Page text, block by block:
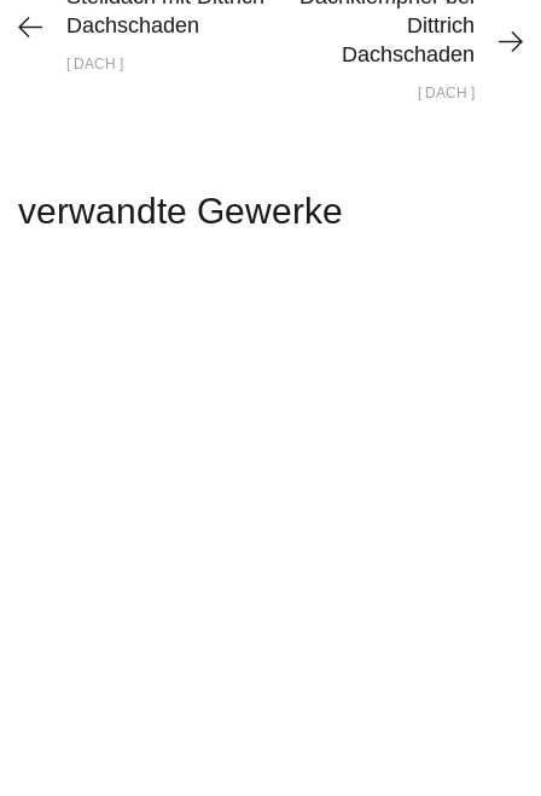
Dachschaden
[ DACH ]
Dittrich
Dachschaden
[ DACH ]
verwandte Gewerke